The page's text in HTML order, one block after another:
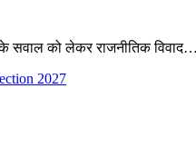
सवाल को लेकर राजनीतिक विवाद…